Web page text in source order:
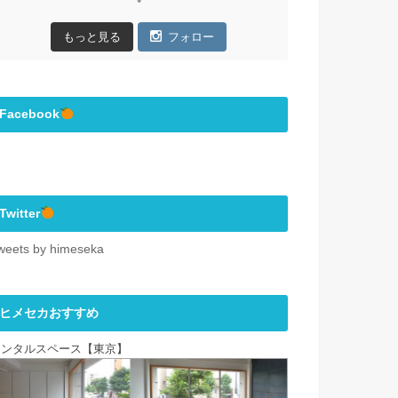
もっと見る フォロー
by himeseka
メセカおすすめ
タルスペース【東京】